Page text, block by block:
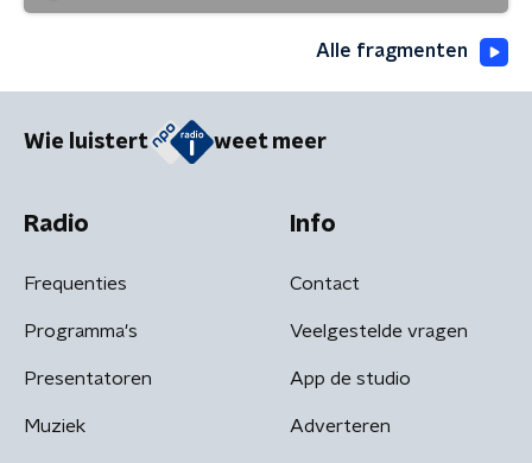
Alle fragmenten
Wie luistert weet meer
Radio
Frequenties
Programma's
Presentatoren
Muziek
Info
Contact
Veelgestelde vragen
App de studio
Adverteren